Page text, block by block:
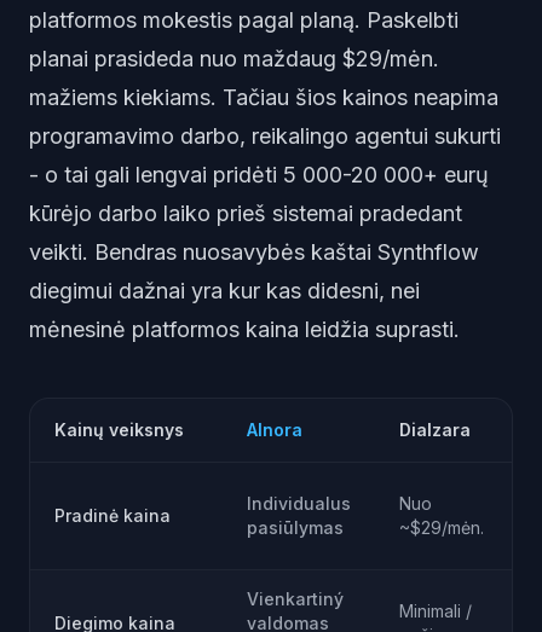
platformos mokestis pagal planą. Paskelbti
planai prasideda nuo maždaug $29/mėn.
mažiems kiekiams. Tačiau šios kainos neapima
programavimo darbo, reikalingo agentui sukurti
- o tai gali lengvai pridėti 5 000-20 000+ eurų
kūrėjo darbo laiko prieš sistemai pradedant
veikti. Bendras nuosavybės kaštai Synthflow
diegimui dažnai yra kur kas didesni, nei
mėnesinė platformos kaina leidžia suprasti.
Kainų veiksnys AInora Dialzara
Pradinė kaina
Individualus
pasiūlymas
Nuo
~$29/mėn.
Diegimo kaina
Vienkartiný
valdomas
Minimali /